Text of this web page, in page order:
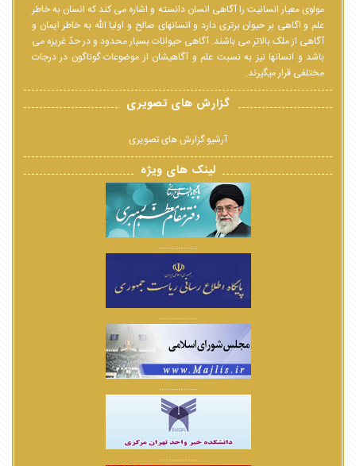
مولوی معیار انسانیت را آگاهی انسان دانسته و اشاره می کند که انسان به خاطر
علم و اگاهی بر حیوان برتری دارد و انسانهای صالح و اولیا الله به خاطر ایمان و
آگاهی از ملک بالاتر می باشند. آگاهی حیوانات بسیار محدود و در حدّ غریزه می
باشد و انسانها نیز به نسبت علم و آگاهیشان از موضوعات گوناگون در درجات
مختلفی قرار میگیرند.
گزارش های تصویری
آرشیو گزارش های تصویری
لینک های ویژه
................
................
................
................